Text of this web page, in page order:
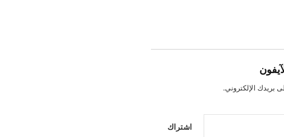
بريدك الإلكتروني.
اشتراك